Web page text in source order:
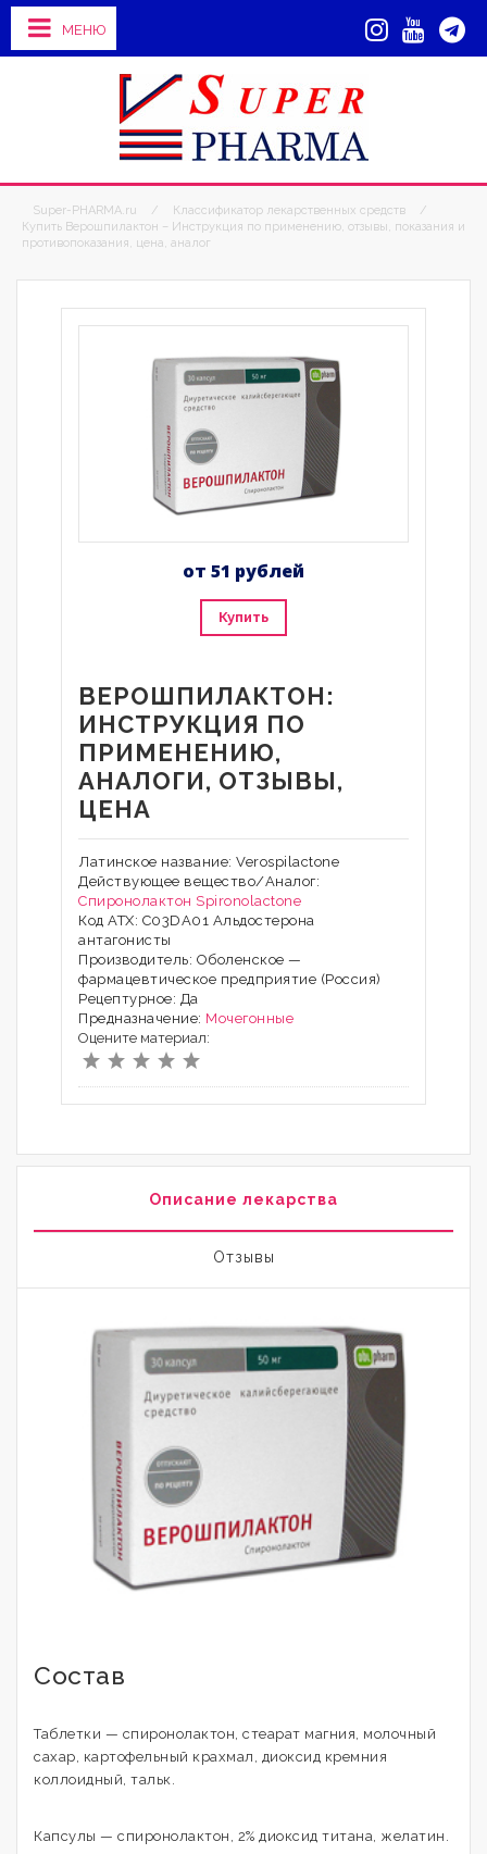
МЕНЮ
Super-PHARMA.ru / Классификатор лекарственных средств
/
Купить Верошпилактон – Инструкция по применению, отзывы, показания и
противопоказания, цена, аналог
от 51 рублей
Купить
ВЕРОШПИЛАКТОН:
ИНСТРУКЦИЯ ПО
ПРИМЕНЕНИЮ,
АНАЛОГИ, ОТЗЫВЫ,
ЦЕНА
Латинское название: Verospilactone
Действующее вещество/Аналог:
Спиронолактон Spironolactone
Код АТХ: C03DA01 Альдостерона
антагонисты
Производитель: Оболенское —
фармацевтическое предприятие (Россия)
Рецептурное: Да
Предназначение: Мочегонные
Оцените материал:
Описание лекарства
Отзывы
Состав
Таблетки — спиронолактон, стеарат магния, молочный
сахар, картофельный крахмал, диоксид кремния
коллоидный, тальк.
Капсулы — спиронолактон, 2% диоксид титана, желатин.